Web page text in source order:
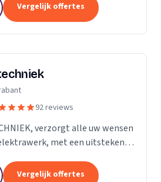
Vergelijk offertes
92 reviews
uw wensen
met een uitstekende
Groepenkast vernieuwen,...
Vergelijk offertes